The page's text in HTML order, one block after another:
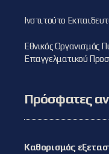
Ινστιτούτο
Εθνικός Οργανισμός
Επαγγελματικού
Πρόσφατες
Καθορισμός